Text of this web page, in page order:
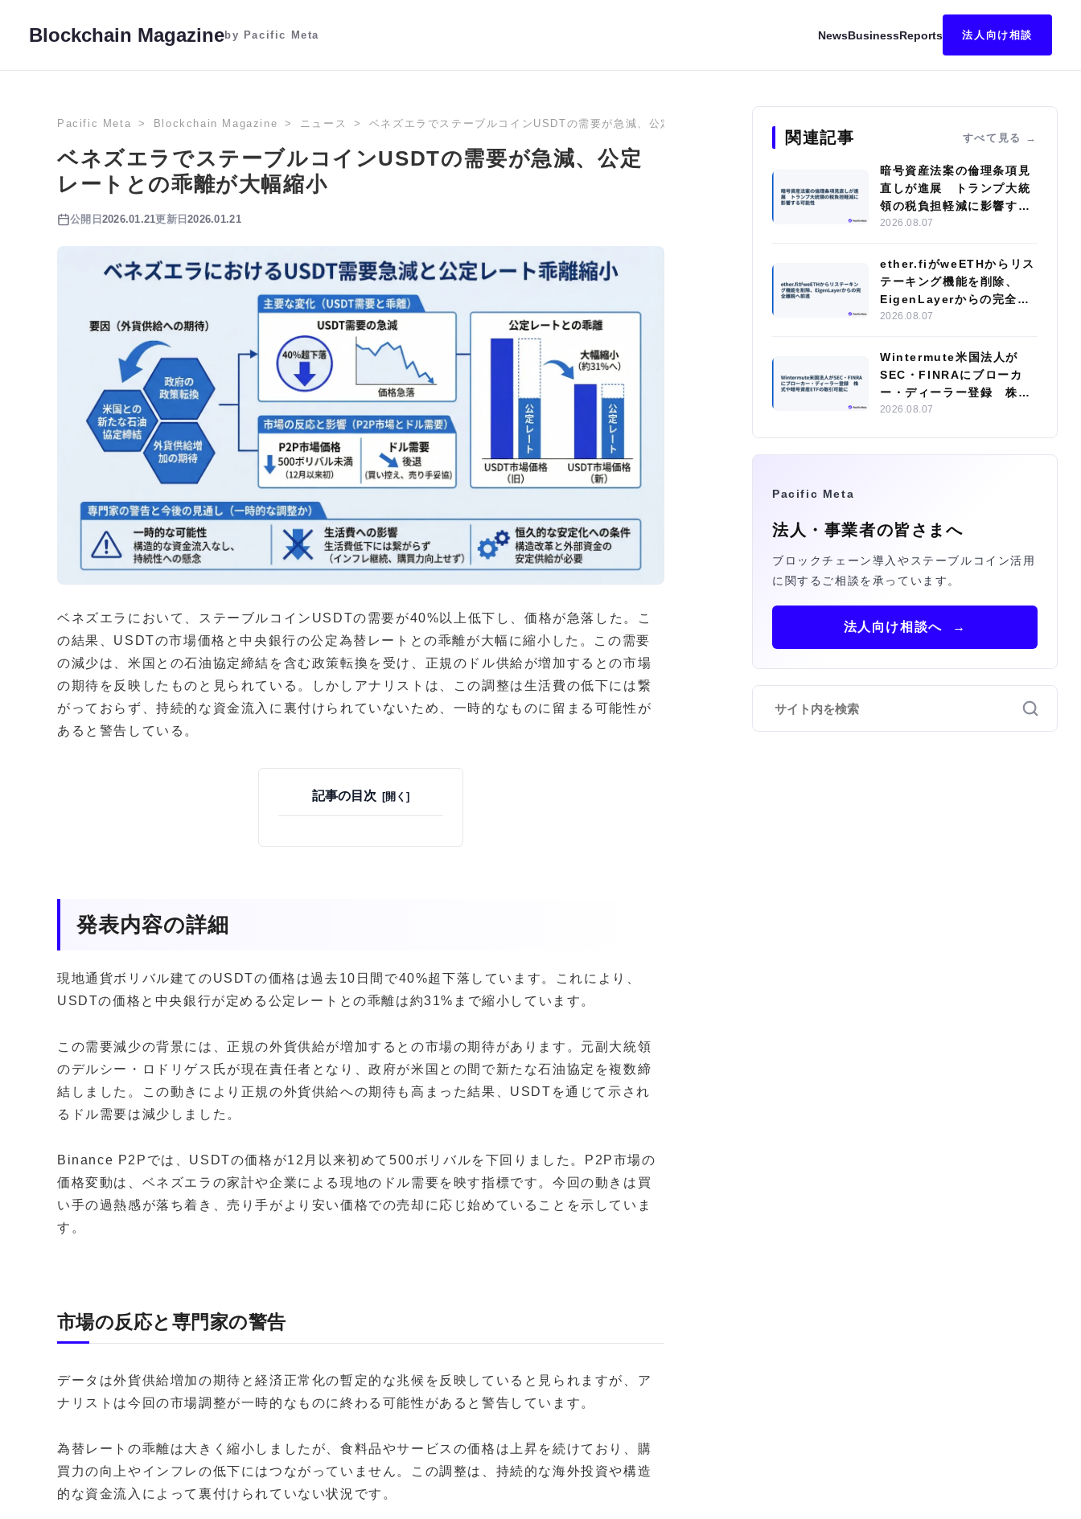
Blockchain Magazineby Pacific Meta NewsBusinessReports 法人向け相談
Pacific Meta Blockchain Magazine ニュース ベネズエラでステーブルコインUSDTの需要が急減、公定レートとの乖離が大幅縮小
ベネズエラでステーブルコインUSDTの需要が急減、公定
レートとの乖離が大幅縮小
公開日 2026.01.21更新日2026.01.21
ベネズエラにおいて、ステーブルコインUSDTの需要が40%以上低下し、価格が急落した。こ
の結果、USDTの市場価格と中央銀行の公定為替レートとの乖離が大幅に縮小した。この需要
の減少は、米国との石油協定締結を含む政策転換を受け、正規のドル供給が増加するとの市場
の期待を反映したものと見られている。しかしアナリストは、この調整は生活費の低下には繋
がっておらず、持続的な資金流入に裏付けられていないため、一時的なものに留まる可能性が
あると警告している。
記事の目次
発表内容の詳細
現地通貨ボリバル建てのUSDTの価格は過去10日間で40%超下落しています。これにより、
USDTの価格と中央銀行が定める公定レートとの乖離は約31%まで縮小しています。
この需要減少の背景には、正規の外貨供給が増加するとの市場の期待があります。元副大統領
のデルシー・ロドリゲス氏が現在責任者となり、政府が米国との間で新たな石油協定を複数締
結しました。この動きにより正規の外貨供給への期待も高まった結果、USDTを通じて示され
るドル需要は減少しました。
Binance P2Pでは、USDTの価格が12月以来初めて500ボリバルを下回りました。P2P市場の
価格変動は、ベネズエラの家計や企業による現地のドル需要を映す指標です。今回の動きは買
い手の過熱感が落ち着き、売り手がより安い価格での売却に応じ始めていることを示していま
す。
市場の反応と専門家の警告
データは外貨供給増加の期待と経済正常化の暫定的な兆候を反映していると見られますが、ア
ナリストは今回の市場調整が一時的なものに終わる可能性があると警告しています。
為替レートの乖離は大きく縮小しましたが、食料品やサービスの価格は上昇を続けており、購
買力の向上やインフレの低下にはつながっていません。この調整は、持続的な海外投資や構造
的な資金流入によって裏付けられていない状況です。
関連記事 すべて見る
暗号資産法案の倫理条項見
直しが進展 トランプ大統
領の税負担軽減に影響する
可能性
2026.08.07
ether.fiがweETHからリス
テーキング機能を削除、
EigenLayerからの完全離
脱へ前進
2026.08.07
Wintermute米国法人が
SEC・FINRAにブローカ
ー・ディーラー登録 株式
や暗号資産ETFの取引可能
2026.08.07
Pacific Meta
法人・事業者の皆さまへ
ブロックチェーン導入やステーブルコイン活用
に関するご相談を承っています。
法人向け相談へ